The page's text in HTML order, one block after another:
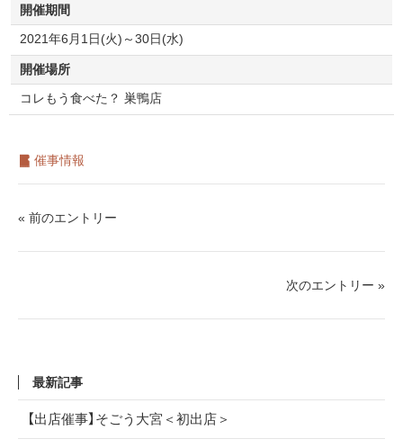
開催期間
2021年6月1日(火)～30日(水)
開催場所
コレもう食べた？ 巣鴨店
催事情報
« 前のエントリー
次のエントリー »
最新記事
【出店催事】そごう大宮＜初出店＞